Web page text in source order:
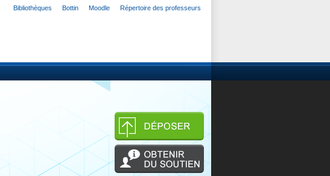
Bibliothèques Bottin Moodle Répertoire des professeurs